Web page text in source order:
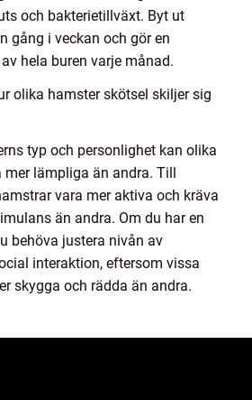
och bakterietillväxt. Byt ut
gång i veckan och gör en
hela buren varje månad.
olika hamster skötsel skiljer sig
typ och personlighet kan olika
mer lämpliga än andra. Till
vara mer aktiva och kräva
än andra. Om du har en
behöva justera nivån av
interaktion, eftersom vissa
skygga och rädda än andra.